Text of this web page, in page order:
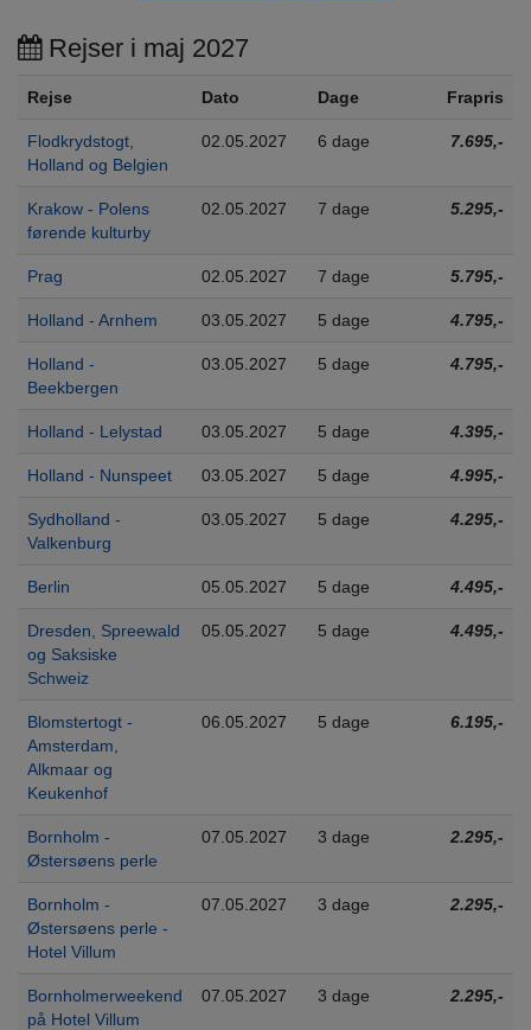
Rejser i maj 2027
Rejse Dato Dage Frapris
Flodkrydstogt,
Holland og Belgien
02.05.2027 6 dage 7.695,-
Krakow - Polens
førende kulturby
02.05.2027 7 dage 5.295,-
Prag 02.05.2027 7 dage 5.795,-
Holland - Arnhem 03.05.2027 5 dage 4.795,-
Holland -
Beekbergen
03.05.2027 5 dage 4.795,-
Holland - Lelystad 03.05.2027 5 dage 4.395,-
Holland - Nunspeet 03.05.2027 5 dage 4.995,-
Sydholland -
Valkenburg
03.05.2027 5 dage 4.295,-
Berlin 05.05.2027 5 dage 4.495,-
Dresden, Spreewald
og Saksiske
Schweiz
05.05.2027 5 dage 4.495,-
Blomstertogt -
Amsterdam,
Alkmaar og
Keukenhof
06.05.2027 5 dage 6.195,-
Bornholm -
Østersøens perle
07.05.2027 3 dage 2.295,-
Bornholm -
Østersøens perle -
Hotel Villum
07.05.2027 3 dage 2.295,-
Bornholmerweekend
på Hotel Villum
07.05.2027 3 dage 2.295,-